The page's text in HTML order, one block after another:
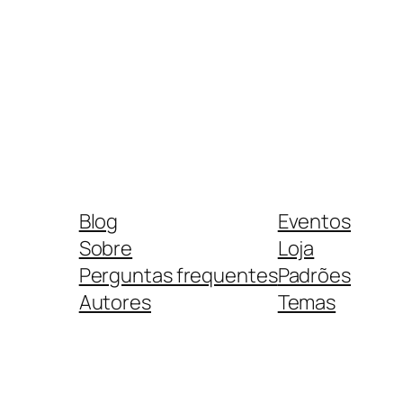
Blog
Sobre
Perguntas frequentes
Autores
Eventos
Loja
Padrões
Temas